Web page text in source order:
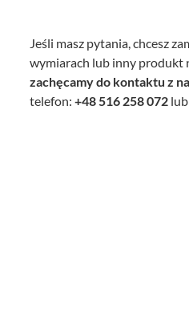
Jeśli masz pytania, chcesz
wymiarach lub inny produkt
zachęcamy do kontaktu z
telefon:+48 516 258 072